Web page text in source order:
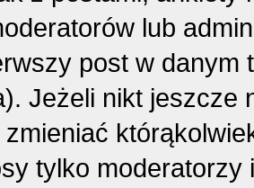
lub
post w
Jeżeli nikt jeszcze
tylko